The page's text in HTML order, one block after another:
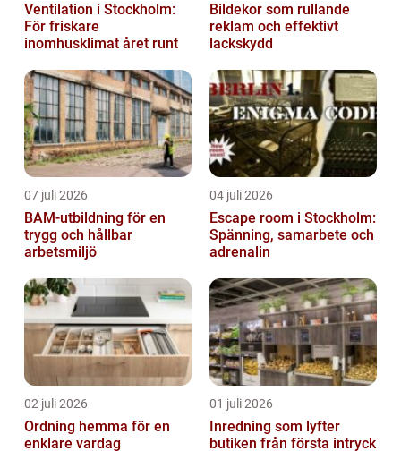
Ventilation i Stockholm:
För friskare
inomhusklimat året runt
Bildekor som rullande
reklam och effektivt
lackskydd
07 juli 2026
BAM-utbildning för en
trygg och hållbar
arbetsmiljö
04 juli 2026
Escape room i Stockholm:
Spänning, samarbete och
adrenalin
02 juli 2026
Ordning hemma för en
enklare vardag
01 juli 2026
Inredning som lyfter
butiken från första intryck